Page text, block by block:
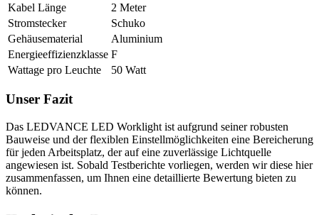
Kabel Länge
2 Meter
Stromstecker
Schuko
Gehäusematerial
Aluminium
Energieeffizienzklasse F
Wattage pro Leuchte
50 Watt
Unser Fazit
Das LEDVANCE LED Worklight ist aufgrund seiner robusten
Bauweise und der flexiblen Einstellmöglichkeiten eine Bereicherung
für jeden Arbeitsplatz, der auf eine zuverlässige Lichtquelle
angewiesen ist. Sobald Testberichte vorliegen, werden wir diese hier
zusammenfassen, um Ihnen eine detaillierte Bewertung bieten zu
können.